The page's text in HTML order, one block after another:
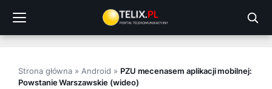
treści
Strona główna » Android » PZU mecenasem aplikacji mobilnej:
Powstanie Warszawskie (wideo)